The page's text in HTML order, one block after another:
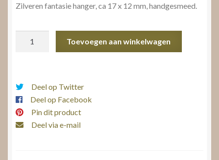
Zilveren fantasie hanger, ca 17 x 12 mm, handgesmeed.
Toevoegen aan winkelwagen
Deel op Twitter
Deel op Facebook
Pin dit product
Deel via e-mail